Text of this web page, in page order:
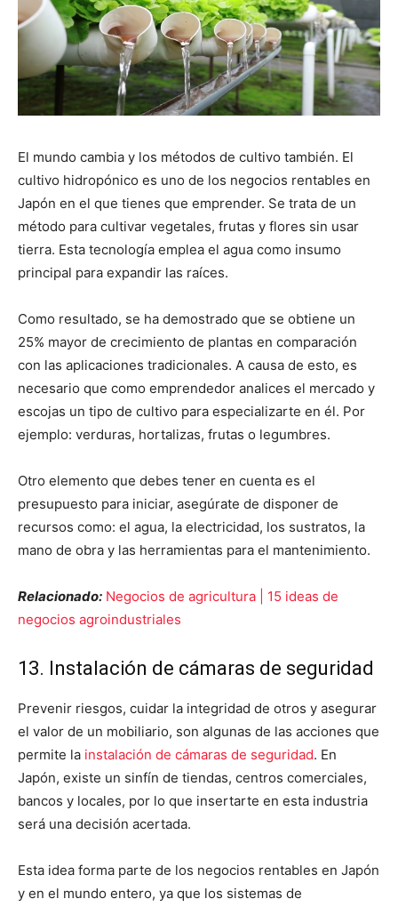
El mundo cambia y los métodos de cultivo también. El
cultivo hidropónico es uno de los negocios rentables en
Japón en el que tienes que emprender. Se trata de un
método para cultivar vegetales, frutas y flores sin usar
tierra. Esta tecnología emplea el agua como insumo
principal para expandir las raíces.
Como resultado, se ha demostrado que se obtiene un
25% mayor de crecimiento de plantas en comparación
con las aplicaciones tradicionales. A causa de esto, es
necesario que como emprendedor analices el mercado y
escojas un tipo de cultivo para especializarte en él. Por
ejemplo: verduras, hortalizas, frutas o legumbres.
Otro elemento que debes tener en cuenta es el
presupuesto para iniciar, asegúrate de disponer de
recursos como: el agua, la electricidad, los sustratos, la
mano de obra y las herramientas para el mantenimiento.
Relacionado: Negocios de agricultura | 15 ideas de
negocios agroindustriales
13. Instalación de cámaras de seguridad
Prevenir riesgos, cuidar la integridad de otros y asegurar
el valor de un mobiliario, son algunas de las acciones que
permite la instalación de cámaras de seguridad. En
Japón, existe un sinfín de tiendas, centros comerciales,
bancos y locales, por lo que insertarte en esta industria
será una decisión acertada.
Esta idea forma parte de los negocios rentables en Japón
y en el mundo entero, ya que los sistemas de